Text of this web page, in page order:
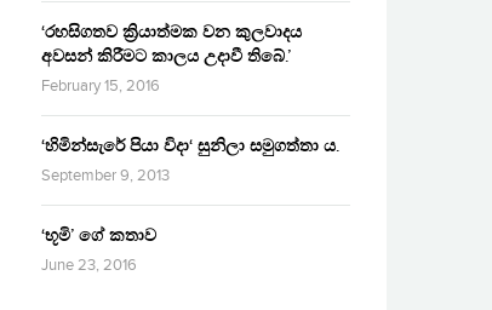
‘රහසිගතව ක්‍රියාත්මක වන කුලවාදය
අවසන් කිරීමට කාලය උදාවී තිබේ.’
February 15, 2016
‘හිමින්සැරේ පියා විදා‘ සුනිලා සමුගත්තා ය.
September 9, 2013
‘භූමි’ ගේ කතාව
June 23, 2016